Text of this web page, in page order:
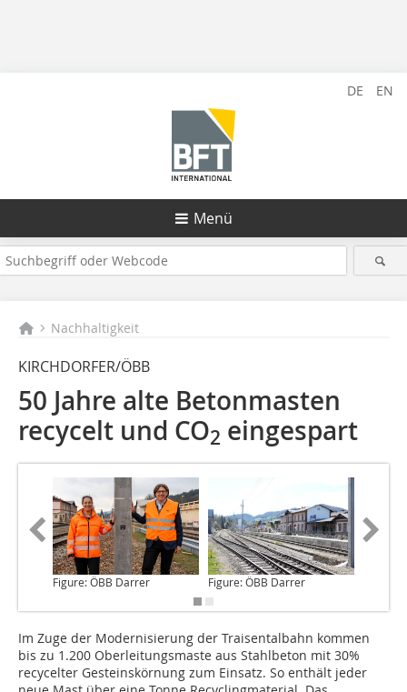
DE EN
Menü
Nachhaltigkeit
KIRCHDORFER/ÖBB
50 Jahre alte Betonmasten
recycelt und CO2 eingespart
Figure: ÖBB Darrer Figure: ÖBB Darrer
Im Zuge der Modernisierung der Traisentalbahn kommen
bis zu 1.200 Oberleitungsmaste aus Stahlbeton mit 30%
recycelter Gesteinskörnung zum Einsatz. So enthält jeder